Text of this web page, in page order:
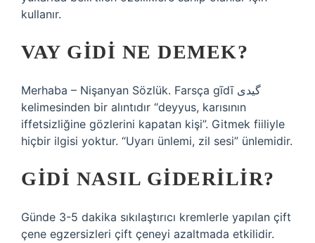
kullanır.
VAY GIDI NE DEMEK?
Merhaba – Nişanyan Sözlük. Farsça gīdī گیدی
kelimesinden bir alıntıdır “deyyus, karısının
iffetsizliğine gözlerini kapatan kişi”. Gitmek fiiliyle
hiçbir ilgisi yoktur. “Uyarı ünlemi, zil sesi” ünlemidir.
GIDI NASIL GIDERILIR?
Günde 3-5 dakika sıkılaştırıcı kremlerle yapılan çift
çene egzersizleri çift çeneyi azaltmada etkilidir.